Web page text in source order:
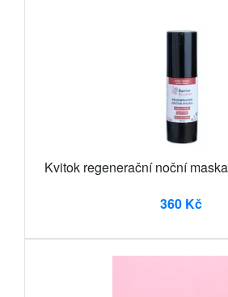
Kvitok regenerační noční
360 Kč